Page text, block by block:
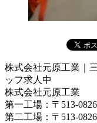
株式会社元原工業｜
ッフ求人中
株式会社元原工業
第一工場：〒513-
第二工場：〒513-